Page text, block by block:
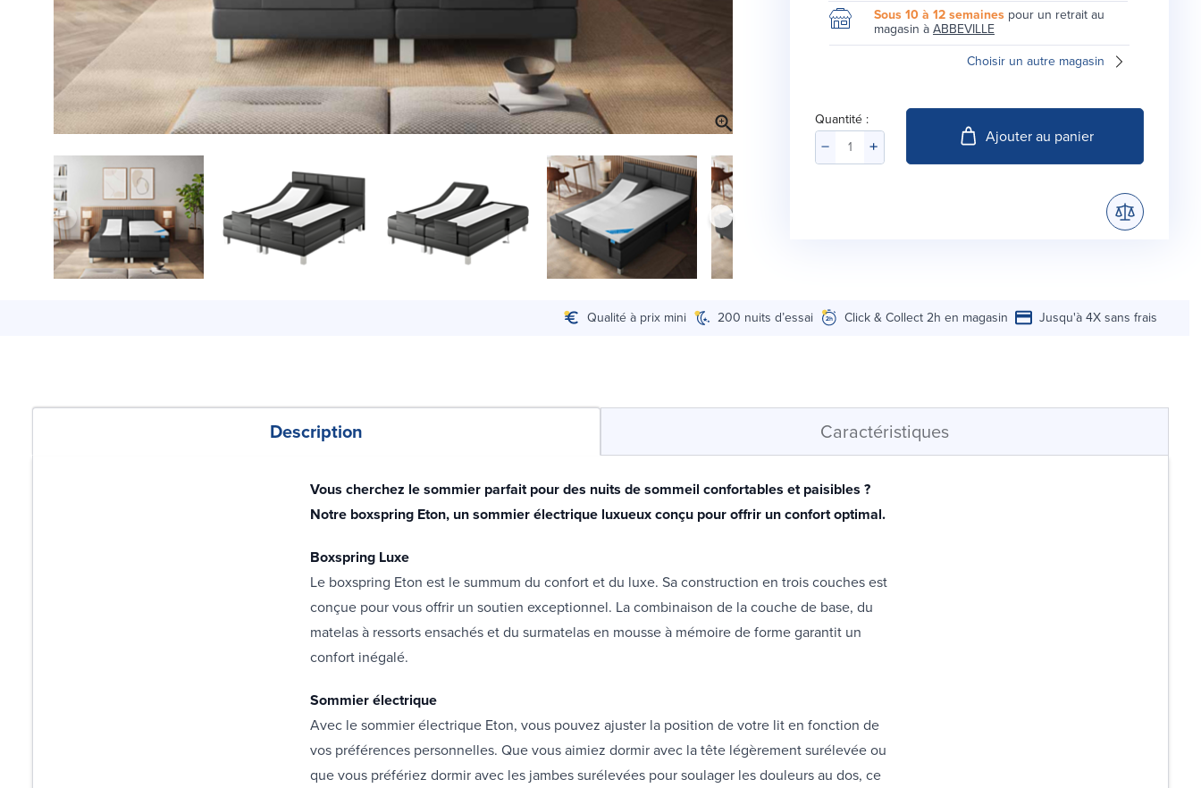
Sous 10 à 12 semaines pour un retrait au
magasin àABBEVILLE
Choisir un autre magasin
Quantité :
Ajouter au panier
Qualité à prix mini 200 nuits d’essai Click & Collect 2h en magasin Jusqu'à 4X sans frais
Description Caractéristiques
Vous cherchez le sommier parfait pour des nuits de sommeil confortables et paisibles ?
Notre boxspring Eton, un sommier électrique luxueux conçu pour offrir un confort optimal.
Boxspring Luxe
Le boxspring Eton est le summum du confort et du luxe. Sa construction en trois couches est
conçue pour vous offrir un soutien exceptionnel. La combinaison de la couche de base, du
matelas à ressorts ensachés et du surmatelas en mousse à mémoire de forme garantit un
confort inégalé.
Sommier électrique
Avec le sommier électrique Eton, vous pouvez ajuster la position de votre lit en fonction de
vos préférences personnelles. Que vous aimiez dormir avec la tête légèrement surélevée ou
que vous préfériez dormir avec les jambes surélevées pour soulager les douleurs au dos, ce